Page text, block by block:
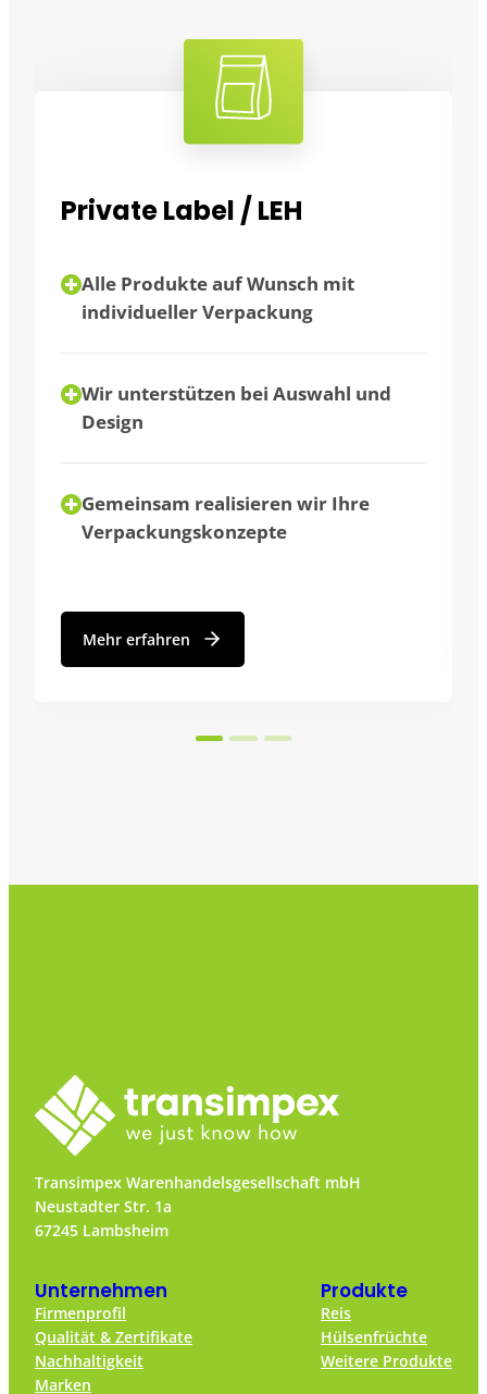
Großverbraucher
Flexibilität durch
Verpackungsgrößen
Abnahme in Großmengen
Mehr erfahren
Transimpex Warenhandelsgesellschaft mbH
Neustadter Str. 1a
67245 Lambsheim
Unternehmen
Firmenprofil
Qualität & Zertifikate
Nachhaltigkeit
Marken
Produkte
Reis
Hülsenfrüchte
Weitere Produkte